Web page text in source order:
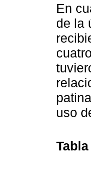
En
de la
uso
Tabla